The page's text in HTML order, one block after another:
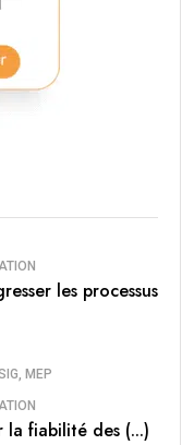
les processus
MEP
la fiabilité des (...)